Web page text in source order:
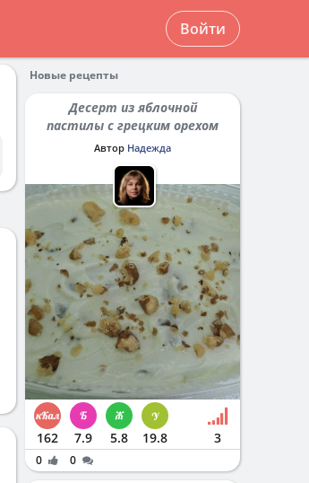
Войти
Новые рецепты
Десерт из яблочной
пастилы с грецким орехом
Автор Надежда
162 7.9 5.8 19.8 3
0 0